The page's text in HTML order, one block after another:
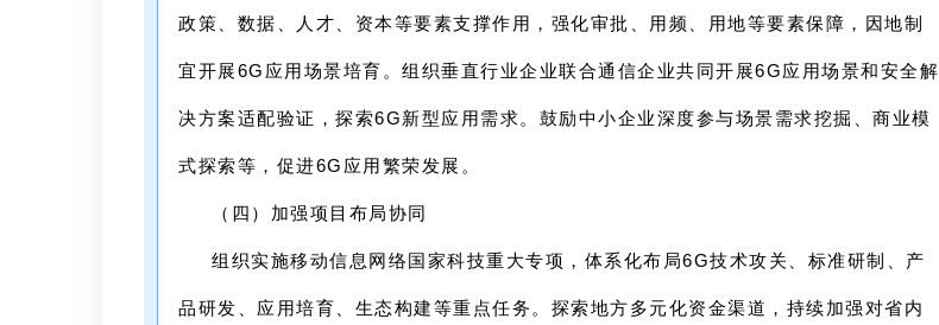
政策、数据、人才、资本等要素支撑作用，强化审批、用频、用地等要素保障，因地制
宜开展6G应用场景培育。组织垂直行业企业联合通信企业共同开展6G应用场景和安全解
决方案适配验证，探索6G新型应用需求。鼓励中小企业深度参与场景需求挖掘、商业模
式探索等，促进6G应用繁荣发展。
（四）加强项目布局协同
组织实施移动信息网络国家科技重大专项，体系化布局6G技术攻关、标准研制、产
品研发、应用培育、生态构建等重点任务。探索地方多元化资金渠道，持续加强对省内